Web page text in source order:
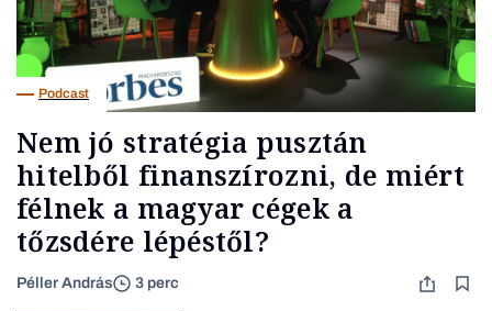
Podcast
Nem jó stratégia pusztán
hitelből finanszírozni, de miért
félnek a magyar cégek a
tőzsdére lépéstől?
Péller András 3 perc